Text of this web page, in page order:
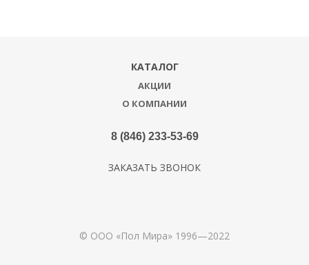
КАТАЛОГ
АКЦИИ
О КОМПАНИИ
8 (846) 233-53-69
ЗАКАЗАТЬ ЗВОНОК
© ООО «Пол Мира» 1996—2022